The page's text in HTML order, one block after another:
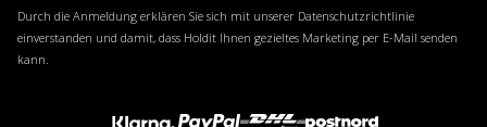
Durch die Anmeldung erklären Sie sich mit unserer Datenschutzrichtlinie
einverstanden und damit, dass Holdit Ihnen gezieltes Marketing per E-Mail senden
kann.